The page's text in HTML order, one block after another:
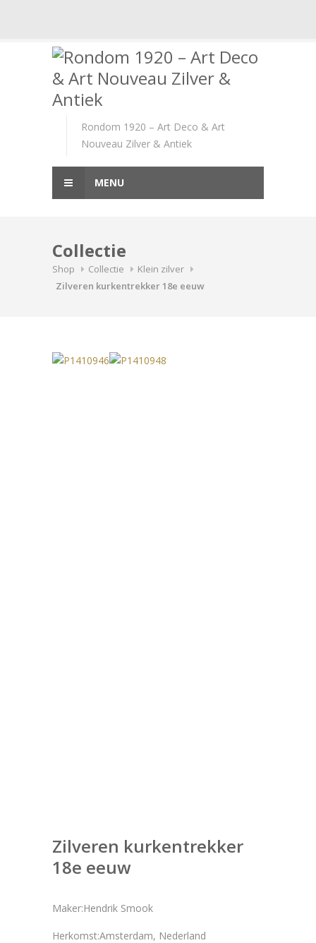
Rondom 1920 – Art Deco & Art
Nouveau Zilver & Antiek
MENU
Collectie
Shop Collectie
Klein zilver
Zilveren kurkentrekker 18e eeuw
Zilveren kurkentrekker
18e eeuw
Maker:Hendrik Smook
Herkomst:Amsterdam, Nederland